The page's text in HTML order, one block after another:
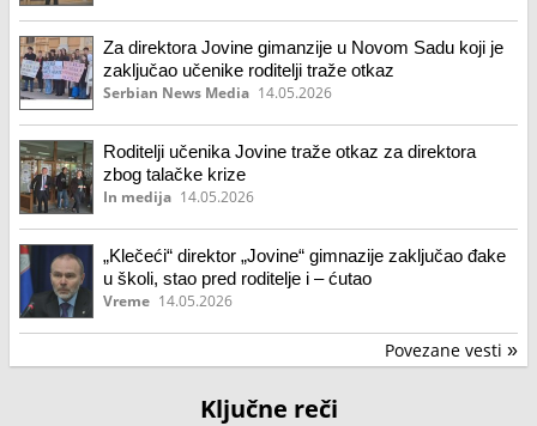
Za direktora Jovine gimanzije u Novom Sadu koji je
zaključao učenike roditelji traže otkaz
Serbian News Media 14.05.2026
Roditelji učenika Jovine traže otkaz za direktora
zbog talačke krize
In medija 14.05.2026
„Klečeći“ direktor „Jovine“ gimnazije zaključao đake
u školi, stao pred roditelje i – ćutao
Vreme 14.05.2026
Povezane vesti »
Ključne reči